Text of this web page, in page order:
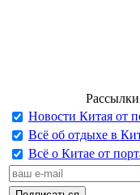
Рассылки
Новости Китая от
Всё об отдыхе в
Всё о Китае от